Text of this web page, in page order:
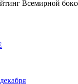
Всемирной